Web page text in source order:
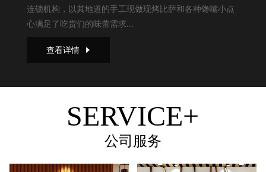
连锁机构，以其地道的手工现做现烤比萨和各种馋嘴小点
心满足了吃货们的味蕾需求...
查看详情
SERVICE+
公司服务